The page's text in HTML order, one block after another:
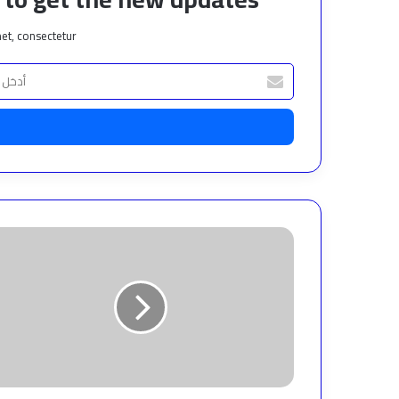
consectetur.
أدخل
بريدك
الإلكتروني
بالصور
خالد